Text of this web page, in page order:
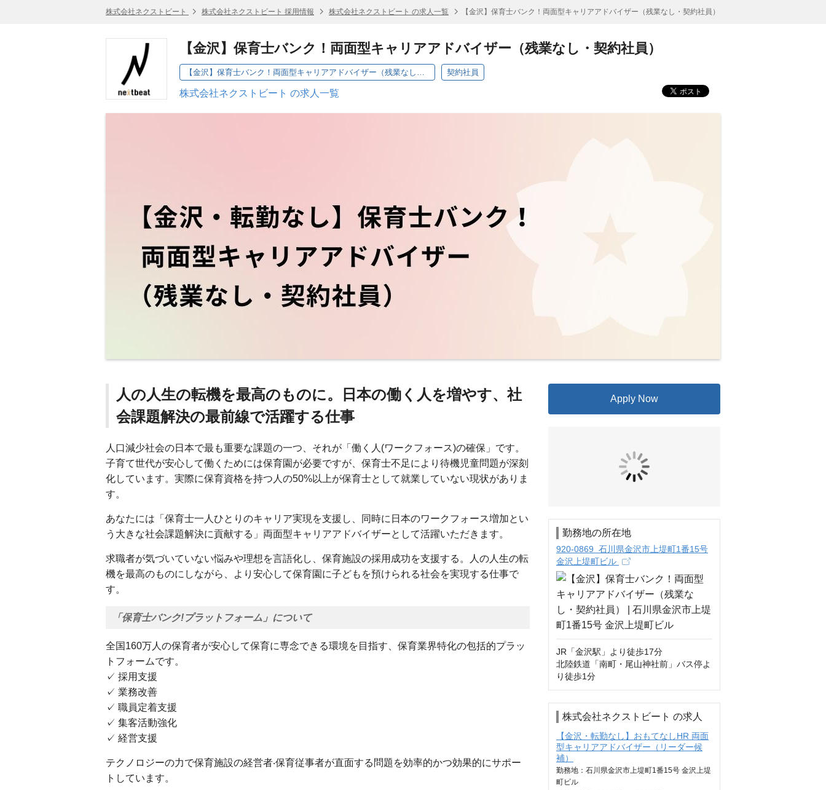
株式会社ネクストビート 株式会社ネクストビート 採用情報 株式会社ネクストビート の求人一覧 【金沢】保育士バンク！両面型キャリアアドバイザー（残業なし・契約社員）
【金沢】保育士バンク！両面型キャリアアドバイザー（残業なし・契約社員）
【金沢】保育士バンク！両面型キャリアアドバイザー（残業なし・契約社員） 契約社員
株式会社ネクストビート の求人一覧
人の人生の転機を最高のものに。日本の働く人を増やす、社
会課題解決の最前線で活躍する仕事
人口減少社会の日本で最も重要な課題の一つ、それが「働く人(ワークフォース)の確保」です。
子育て世代が安心して働くためには保育園が必要ですが、保育士不足により待機児童問題が深刻
化しています。実際に保育資格を持つ人の50%以上が保育士として就業していない現状がありま
す。
あなたには「保育士一人ひとりのキャリア実現を支援し、同時に日本のワークフォース増加とい
う大きな社会課題解決に貢献する」両面型キャリアアドバイザーとして活躍いただきます。
求職者が気づいていない悩みや理想を言語化し、保育施設の採用成功を支援する。人の人生の転
機を最高のものにしながら、より安心して保育園に子どもを預けられる社会を実現する仕事で
す。
「保育士バンク!プラットフォーム」について
全国160万人の保育者が安心して保育に専念できる環境を目指す、保育業界特化の包括的プラッ
トフォームです。
✓ 採用支援
✓ 業務改善
✓ 職員定着支援
✓ 集客活動強化
✓ 経営支援
テクノロジーの力で保育施設の経営者‧保育従事者が直面する問題を効率的かつ効果的にサポー
トしています。
Apply Now
勤務地の所在地
920-0869 石川県金沢市上堤町1番15号
金沢上堤町ビル
JR「金沢駅」より徒歩17分
北陸鉄道「南町・尾山神社前」バス停よ
り徒歩1分
株式会社ネクストビート の求人
【金沢・転勤なし】おもてなしHR 両面
型キャリアアドバイザー（リーダー候
補）
勤務地：石川県金沢市上堤町1番15号 金沢上堤
町ビル